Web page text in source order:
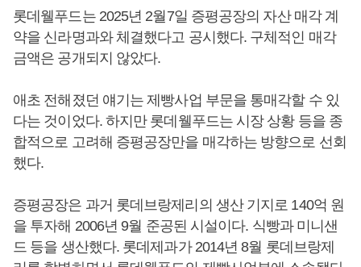
롯데웰푸드는 2025년 2월7일 증평공장의 자산 매각 계
약을 신라명과와 체결했다고 공시했다. 구체적인 매각
금액은 공개되지 않았다.
애초 전해졌던 얘기는 제빵사업 부문을 통매각할 수 있
다는 것이었다. 하지만 롯데웰푸드는 시장 상황 등을 종
합적으로 고려해 증평공장만을 매각하는 방향으로 선회
했다.
증평공장은 과거 롯데브랑제리의 생산 기지로 140억 원
을 투자해 2006년 9월 준공된 시설이다. 식빵과 미니샌
드 등을 생산했다. 롯데제과가 2014년 8월 롯데브랑제